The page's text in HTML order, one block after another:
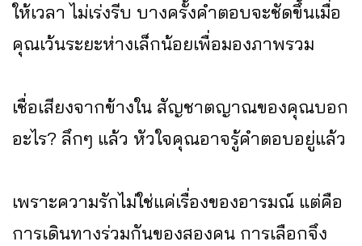
ให้เวลา ไม่เร่งรีบ บางครั้งคำตอบจะชัดขึ้นเมื่อ
คุณเว้นระยะห่างเล็กน้อยเพื่อมองภาพรวม
เชื่อเสียงจากข้างใน สัญชาตญาณของคุณบอก
อะไร? ลึกๆ แล้ว หัวใจคุณอาจรู้คำตอบอยู่แล้ว
เพราะความรักไม่ใช่แค่เรื่องของอารมณ์ แต่คือ
การเดินทางร่วมกันของสองคน การเลือกจึง